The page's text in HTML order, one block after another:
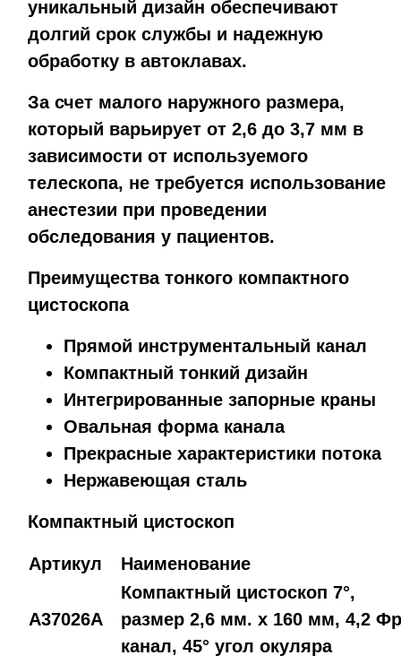
уникальный дизайн обеспечивают
долгий срок службы и надежную
обработку в автоклавах.
За счет малого наружного размера,
который варьирует от 2,6 до 3,7 мм в
зависимости от используемого
телескопа, не требуется использование
анестезии при проведении
обследования у пациентов.
Преимущества тонкого компактного
цистоскопа
Прямой инструментальный канал
Компактный тонкий дизайн
Интегрированные запорные краны
Овальная форма канала
Прекрасные характеристики потока
Нержавеющая сталь
Компактный цистоскоп
Артикул Наименование
A37026A
Компактный цистоскоп 7°,
размер 2,6 мм. x 160 мм, 4,2
канал, 45° угол окуляра